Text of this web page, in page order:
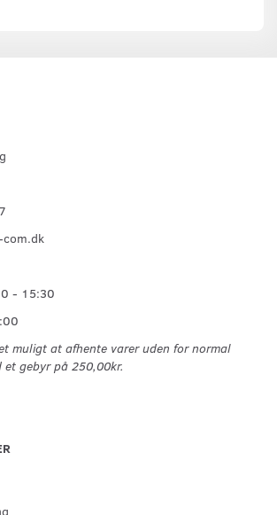
- 15:30
muligt at afhente varer uden for normal
gebyr på 250,00kr.